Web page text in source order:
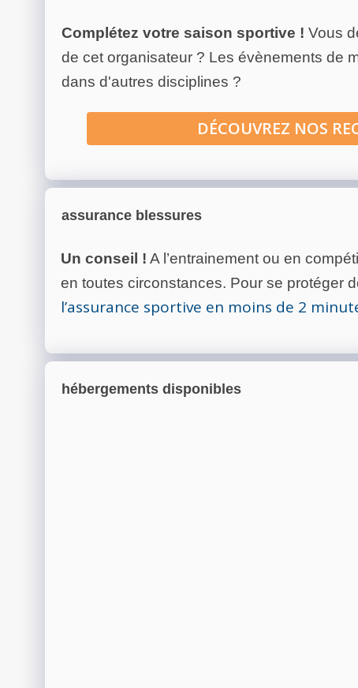
Complétez votre saison sportive ! Vous
de cet organisateur ? Les évènements de
dans d'autres disciplines ?
DÉCOUVREZ NOS
assurance blessures
Un conseil ! A l’entrainement ou en
en toutes circonstances. Pour se protéger
l’assurance sportive en moins de 2
hébergements disponibles